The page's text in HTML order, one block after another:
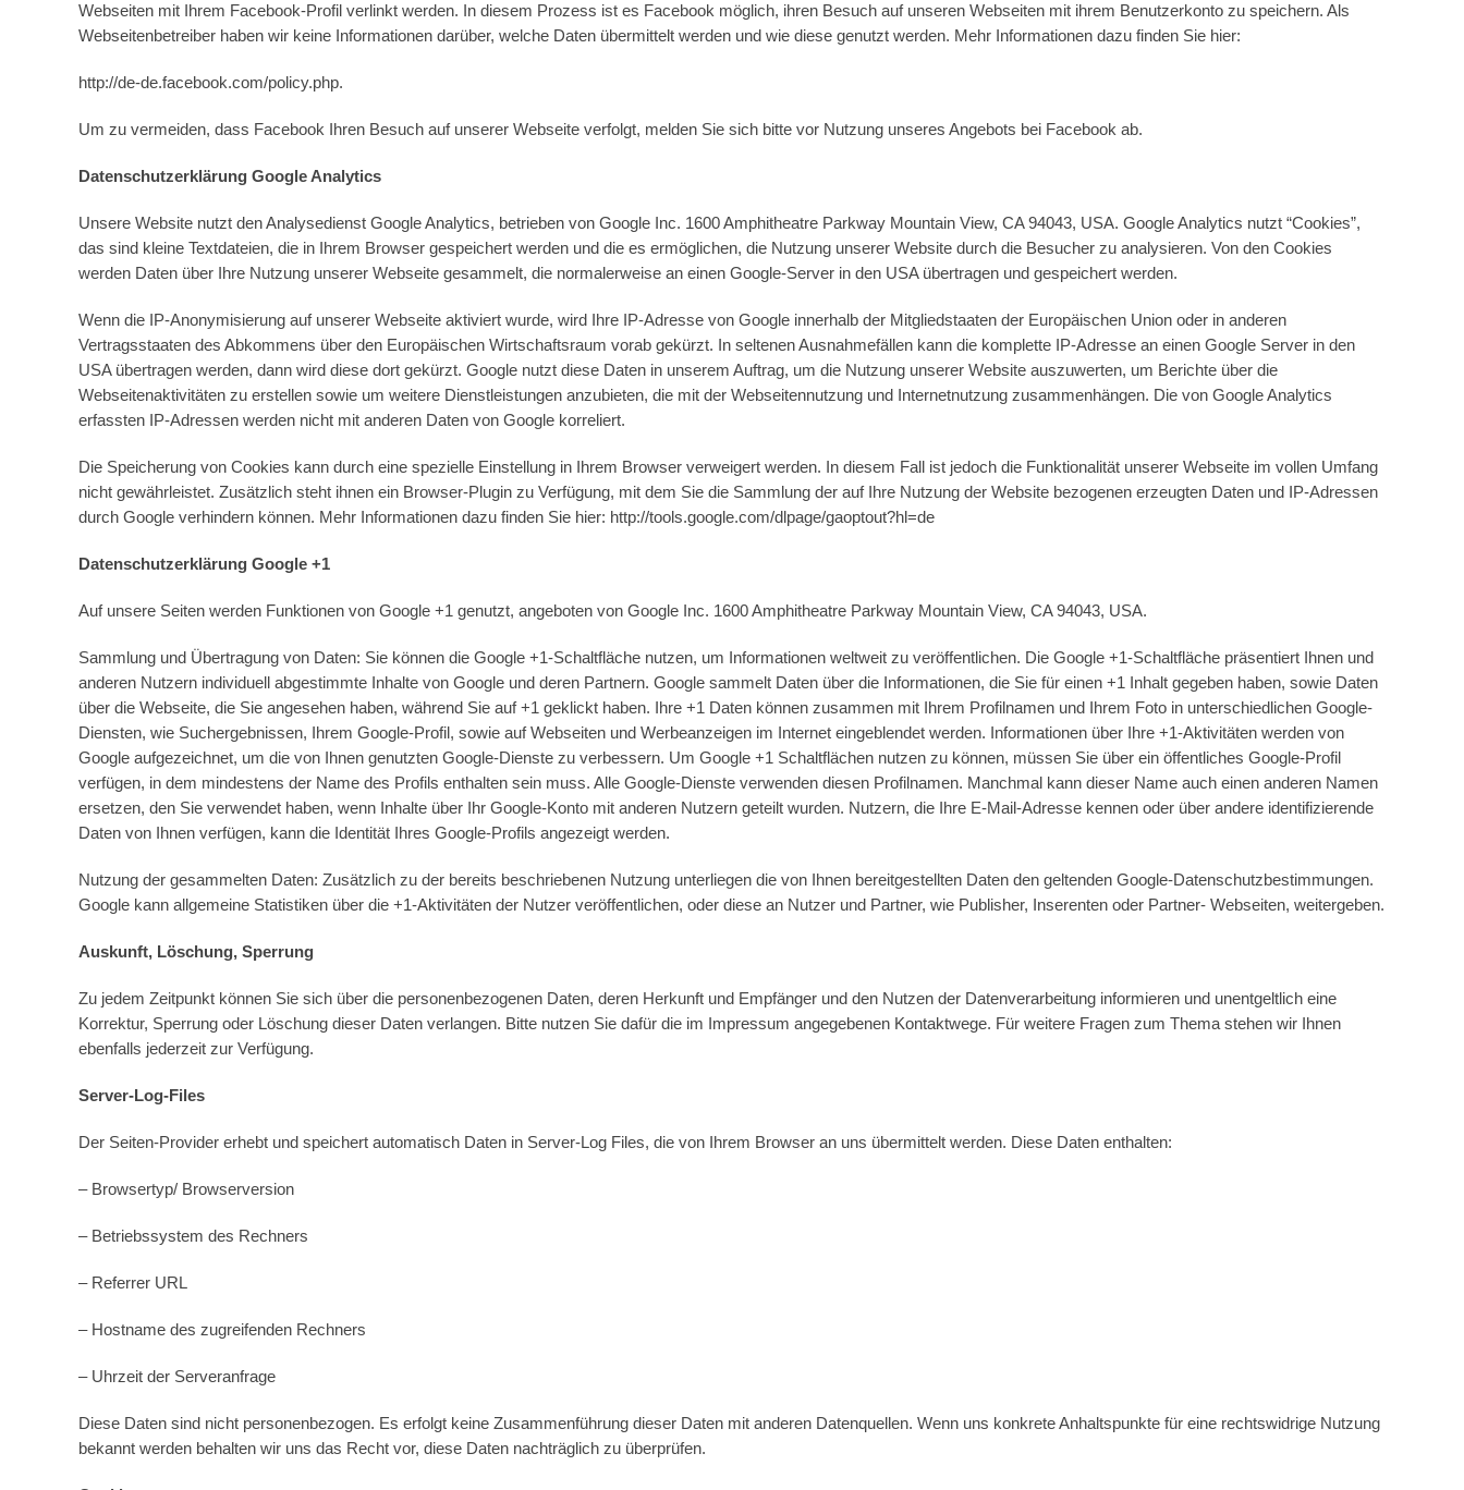
Webseiten mit Ihrem Facebook-Profil verlinkt werden. In diesem Prozess ist es Facebook möglich, ihren Besuch auf unseren Webseiten mit ihrem Benutzerkonto zu speichern. Als
Webseitenbetreiber haben wir keine Informationen darüber, welche Daten übermittelt werden und wie diese genutzt werden. Mehr Informationen dazu finden Sie hier:
http://de-de.facebook.com/policy.php.
Um zu vermeiden, dass Facebook Ihren Besuch auf unserer Webseite verfolgt, melden Sie sich bitte vor Nutzung unseres Angebots bei Facebook ab.
Datenschutzerklärung Google Analytics
Unsere Website nutzt den Analysedienst Google Analytics, betrieben von Google Inc. 1600 Amphitheatre Parkway Mountain View, CA 94043, USA. Google Analytics nutzt “Cookies”,
das sind kleine Textdateien, die in Ihrem Browser gespeichert werden und die es ermöglichen, die Nutzung unserer Website durch die Besucher zu analysieren. Von den Cookies
werden Daten über Ihre Nutzung unserer Webseite gesammelt, die normalerweise an einen Google-Server in den USA übertragen und gespeichert werden.
Wenn die IP-Anonymisierung auf unserer Webseite aktiviert wurde, wird Ihre IP-Adresse von Google innerhalb der Mitgliedstaaten der Europäischen Union oder in anderen
Vertragsstaaten des Abkommens über den Europäischen Wirtschaftsraum vorab gekürzt. In seltenen Ausnahmefällen kann die komplette IP-Adresse an einen Google Server in den
USA übertragen werden, dann wird diese dort gekürzt. Google nutzt diese Daten in unserem Auftrag, um die Nutzung unserer Website auszuwerten, um Berichte über die
Webseitenaktivitäten zu erstellen sowie um weitere Dienstleistungen anzubieten, die mit der Webseitennutzung und Internetnutzung zusammenhängen. Die von Google Analytics
erfassten IP-Adressen werden nicht mit anderen Daten von Google korreliert.
Die Speicherung von Cookies kann durch eine spezielle Einstellung in Ihrem Browser verweigert werden. In diesem Fall ist jedoch die Funktionalität unserer Webseite im vollen Umfang
nicht gewährleistet. Zusätzlich steht ihnen ein Browser-Plugin zu Verfügung, mit dem Sie die Sammlung der auf Ihre Nutzung der Website bezogenen erzeugten Daten und IP-Adressen
durch Google verhindern können. Mehr Informationen dazu finden Sie hier: http://tools.google.com/dlpage/gaoptout?hl=de
Datenschutzerklärung Google +1
Auf unsere Seiten werden Funktionen von Google +1 genutzt, angeboten von Google Inc. 1600 Amphitheatre Parkway Mountain View, CA 94043, USA.
Sammlung und Übertragung von Daten: Sie können die Google +1-Schaltfläche nutzen, um Informationen weltweit zu veröffentlichen. Die Google +1-Schaltfläche präsentiert Ihnen und
anderen Nutzern individuell abgestimmte Inhalte von Google und deren Partnern. Google sammelt Daten über die Informationen, die Sie für einen +1 Inhalt gegeben haben, sowie Daten
über die Webseite, die Sie angesehen haben, während Sie auf +1 geklickt haben. Ihre +1 Daten können zusammen mit Ihrem Profilnamen und Ihrem Foto in unterschiedlichen Google-
Diensten, wie Suchergebnissen, Ihrem Google-Profil, sowie auf Webseiten und Werbeanzeigen im Internet eingeblendet werden. Informationen über Ihre +1-Aktivitäten werden von
Google aufgezeichnet, um die von Ihnen genutzten Google-Dienste zu verbessern. Um Google +1 Schaltflächen nutzen zu können, müssen Sie über ein öffentliches Google-Profil
verfügen, in dem mindestens der Name des Profils enthalten sein muss. Alle Google-Dienste verwenden diesen Profilnamen. Manchmal kann dieser Name auch einen anderen Namen
ersetzen, den Sie verwendet haben, wenn Inhalte über Ihr Google-Konto mit anderen Nutzern geteilt wurden. Nutzern, die Ihre E-Mail-Adresse kennen oder über andere identifizierende
Daten von Ihnen verfügen, kann die Identität Ihres Google-Profils angezeigt werden.
Nutzung der gesammelten Daten: Zusätzlich zu der bereits beschriebenen Nutzung unterliegen die von Ihnen bereitgestellten Daten den geltenden Google-Datenschutzbestimmungen.
Google kann allgemeine Statistiken über die +1-Aktivitäten der Nutzer veröffentlichen, oder diese an Nutzer und Partner, wie Publisher, Inserenten oder Partner- Webseiten, weitergeben.
Auskunft, Löschung, Sperrung
Zu jedem Zeitpunkt können Sie sich über die personenbezogenen Daten, deren Herkunft und Empfänger und den Nutzen der Datenverarbeitung informieren und unentgeltlich eine
Korrektur, Sperrung oder Löschung dieser Daten verlangen. Bitte nutzen Sie dafür die im Impressum angegebenen Kontaktwege. Für weitere Fragen zum Thema stehen wir Ihnen
ebenfalls jederzeit zur Verfügung.
Server-Log-Files
Der Seiten-Provider erhebt und speichert automatisch Daten in Server-Log Files, die von Ihrem Browser an uns übermittelt werden. Diese Daten enthalten:
– Browsertyp/ Browserversion
– Betriebssystem des Rechners
– Referrer URL
– Hostname des zugreifenden Rechners
– Uhrzeit der Serveranfrage
Diese Daten sind nicht personenbezogen. Es erfolgt keine Zusammenführung dieser Daten mit anderen Datenquellen. Wenn uns konkrete Anhaltspunkte für eine rechtswidrige Nutzung
bekannt werden behalten wir uns das Recht vor, diese Daten nachträglich zu überprüfen.